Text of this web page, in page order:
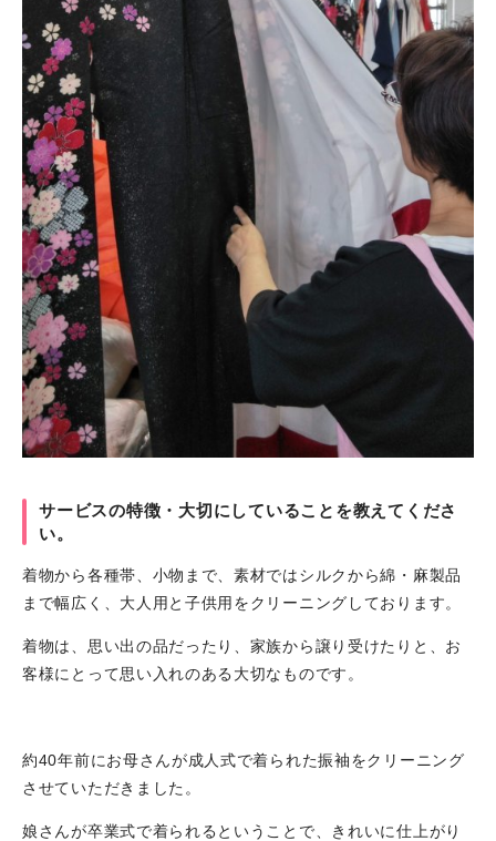
サービスの特徴・大切にしていることを教えてくださ
い。
着物から各種帯、小物まで、素材ではシルクから綿・麻製品
まで幅広く、大人用と子供用をクリーニングしております。
着物は、思い出の品だったり、家族から譲り受けたりと、お
客様にとって思い入れのある大切なものです。
約40年前にお母さんが成人式で着られた振袖をクリーニング
させていただきました。
娘さんが卒業式で着られるということで、きれいに仕上がり